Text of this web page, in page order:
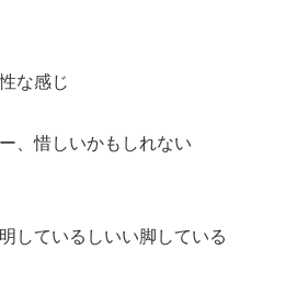
な感じ
、惜しいかもしれない
しているしいい脚している